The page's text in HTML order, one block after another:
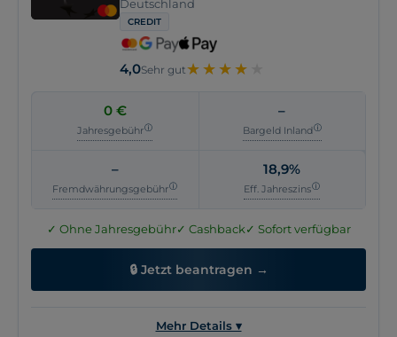
Kartennetzwerk
Kontaktlos zahlen
NFC, Google Pay, Apple Pay
Vollrückzahlung
Online-Antrag
Keine Angabe
Deutschland
CREDIT
4,0Sehr gut★
★★
★★
★★
★
0 €
Jahresgebühr
–
Bargeld Inland
–
Fremdwährungsgebühr
18,9%
Eff. Jahreszins
✓ Ohne Jahresgebühr✓ Cashback✓ Sofort verfügbar
🔒 Jetzt beantragen →
Mehr Details ▾